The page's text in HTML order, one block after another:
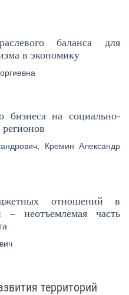
баланса для
в экономику
бизнеса на социально-
, Кремин Александр
отношений в
– неотъемлемая часть
территорий